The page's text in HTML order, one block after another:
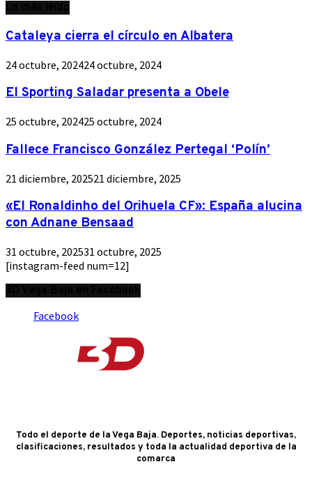
Cataleya cierra el círculo en Albatera
24 octubre, 202424 octubre, 2024
El Sporting Saladar presenta a Obele
25 octubre, 202425 octubre, 2024
Fallece Francisco González Pertegal ‘Polín’
21 diciembre, 202521 diciembre, 2025
«El Ronaldinho del Orihuela CF»: España alucina
con Adnane Bensaad
31 octubre, 202531 octubre, 2025
[instagram-feed num=12]
Facebook
Todo el deporte de la Vega Baja. Deportes, noticias deportivas,
clasificaciones, resultados y toda la actualidad deportiva de la
comarca